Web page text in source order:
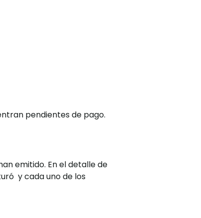
pendientes de pago.
emitido. En el detalle de
y cada uno de los